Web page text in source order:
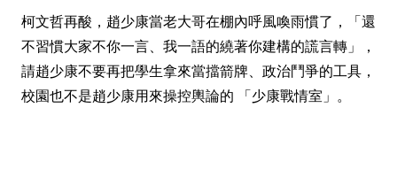
柯文哲再酸，趙少康當老大哥在棚內呼風喚雨慣了，「還
不習慣大家不你一言、我一語的繞著你建構的謊言轉」，
請趙少康不要再把學生拿來當擋箭牌、政治鬥爭的工具，
校園也不是趙少康用來操控輿論的 「少康戰情室」。